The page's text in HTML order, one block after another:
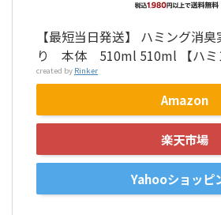
【最短当日発送】 ハミング消
り 本体 510ml 510ml 【ハミ
created by Rinker
Amazon
楽天市場
Yahooショッピ